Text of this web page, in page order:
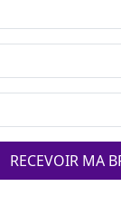
RECEVOIR MA